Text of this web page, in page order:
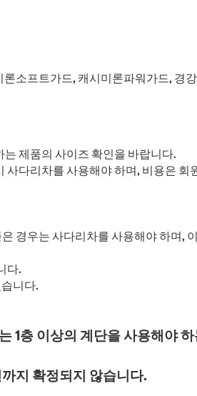
소프트가드, 캐시미론파워가드, 경
제품의 사이즈 확인을 바랍니다.
다리차를 사용해야 하며, 비용은
경우는 사다리차를 사용해야 하며,
다.
니다.
1층 이상의 계단을 사용해야
지 확정되지 않습니다.